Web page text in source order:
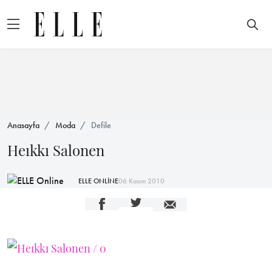
Anasayfa Moda Defile
Heıkkı Salonen
ELLE ONLİNE06 Kasım 2010